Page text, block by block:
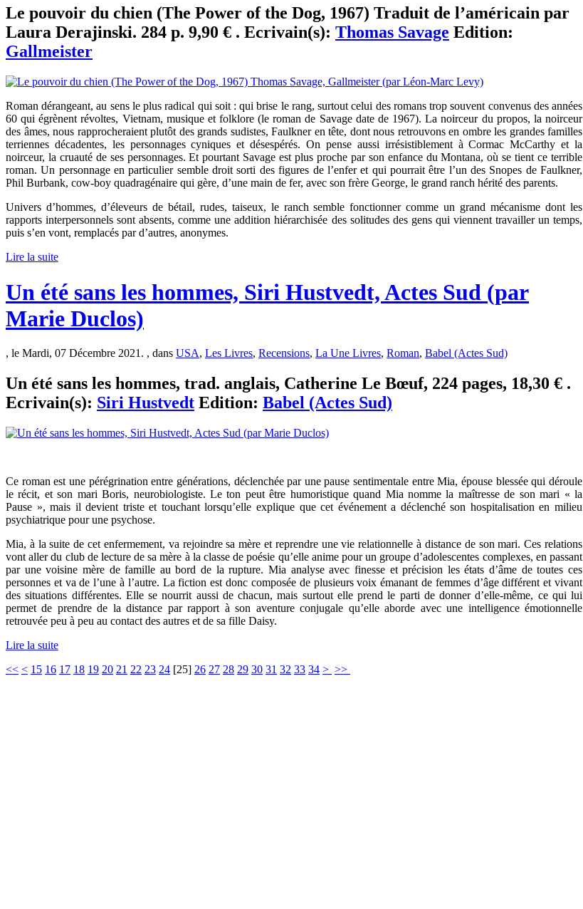
Le pouvoir du chien (The Power of the Dog, 1967) Traduit de l’américain par
Laura Derajinski. 284 p. 9,90 € . Ecrivain(s): Thomas Savage Edition:
Gallmeister
Roman dérangeant, au sens le plus radical qui soit : qui brise le rang, surtout celui des romans trop souvent convenus des années
60 qui égrènent révoltes, Vietnam, musique et folklore (le roman de Savage date de 1967). La noirceur du propos, la noirceur
des âmes, nous rapprocheraient plutôt des grands sudistes, Faulkner en tête, dont nous retrouvons en ombre les grandes familles
terriennes décadentes, les personnages cyniques et désespérés. On pense aussi irrésistiblement à Cormac McCarthy et la
noirceur, la cruauté de ses personnages. Et pourtant Savage est plus proche par son enfance du Montana, où se tient ce terrible
roman. Un personnage en particulier semble droit sorti des figures de l’enfer et qui pourrait être l’un des Snopes de Faulkner,
Phil Burbank, cow-boy quadragénaire qui gère, d’une main de fer, avec son frère George, le grand ranch hérité des parents.
Univers d’hommes, d’éleveurs de bétail, rudes, taiseux, le ranch semble fonctionner comme un grand mécanisme dont les
rapports interpersonnels sont absents, comme une addition hiérarchisée des solitudes des gens qui viennent travailler un temps,
puis s’en vont, remplacés par d’autres, anonymes.
Lire la suite
Un été sans les hommes, Siri Hustvedt, Actes Sud (par
Marie Duclos)
, le Mardi, 07 Décembre 2021. , dans USA, Les Livres, Recensions, La Une Livres, Roman, Babel (Actes Sud)
Un été sans les hommes, trad. anglais, Catherine Le Bœuf, 224 pages, 18,30 € .
Ecrivain(s): Siri Hustvedt Edition: Babel (Actes Sud)
Ce roman est une pérégrination entre générations, déclenchée par une pause sentimentale entre Mia, épouse blessée qui déroule
le récit, et son mari Boris, neurobiologiste. Le ton peut être humoristique quand Mia nomme la maîtresse de son mari « la
Pause », mais il devient triste et touchant lorsqu’elle explique que cet événement a déclenché son hospitalisation en milieu
psychiatrique pour une psychose.
Mia, à la suite de cet enfermement, va rejoindre sa mère et reprendre une vie relationnelle à distance de son mari. Ces relations
vont aller du club de lecture de sa mère à la classe de poésie qu’elle anime pour un groupe d’adolescentes complexes, en passant
par une voisine mère de famille au bord de la rupture. Mia analyse avec finesse et précision les états d’âme de toutes ces
personnes et va de l’une à l’autre. La fiction est donc composée de plusieurs voix émanant de femmes d’âge différent et vivant
des situations différentes. Elle se nourrit aussi de chacun, mais surtout elle prend le parti de donner d’elle-même, ce qui lui
permet de prendre de la distance par rapport à son aventure conjugale qu’elle aborde avec une intelligence émotionnelle
retrouvée peu à peu au contact des autres et de sa fille Daisy.
Lire la suite
<< < 15 16 17 18 19 20 21 22 23 24 [25] 26 27 28 29 30 31 32 33 34 > >>